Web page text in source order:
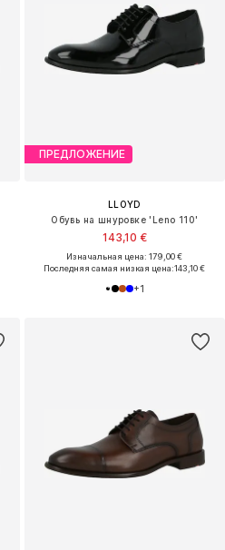
ПРЕДЛОЖЕНИЕ
LLOYD
Обувь на шнуровке 'Leno 110'
143,10 €
Изначальная цена: 179,00 €
Последняя самая низкая цена:143,10 €
+1